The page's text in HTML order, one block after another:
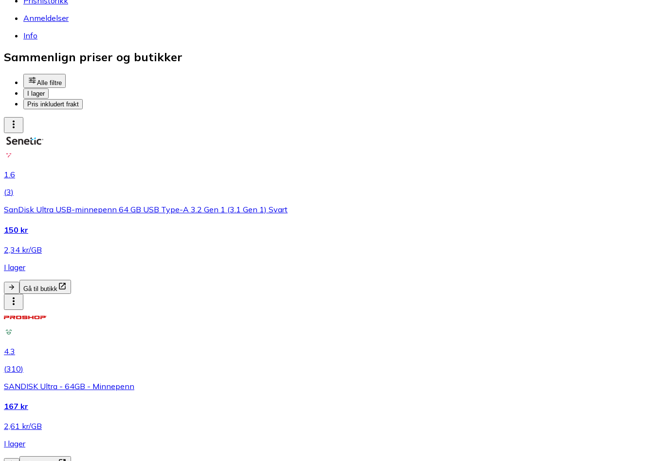
Anmeldelser
Info
Sammenlign priser og butikker
Alle filtre
I lager
Pris inkludert frakt
1.6
(3)
SanDisk Ultra USB-minnepenn 64 GB USB Type-A 3.2 Gen 1 (3.1 Gen 1) Svart
150 kr
2,34 kr/GB
I lager
Gå til butikk
4.3
(310)
SANDISK Ultra - 64GB - Minnepenn
167 kr
2,61 kr/GB
I lager